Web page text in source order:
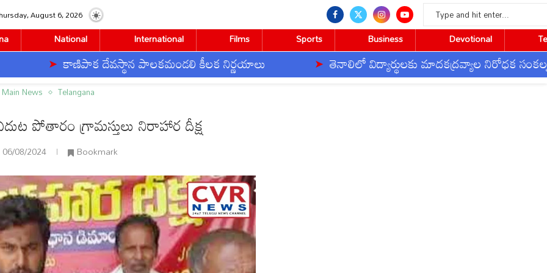
August 6, 2026
National International Films Sports Business Devotional
కాణిపాక దేవస్థాన పాలకమండలి కీలక నిర్ణయాలు తెనాలిలో విద్యార్థులకు మాదకద్రవ్యాల నిరోధక సంకల్పం
పోతారం గ్రామస్తులు నిరాహార దీక్ష
Main News Telangana
పోతారం గ్రామస్తులు నిరాహార దీక్ష
06/08/2024 Bookmark